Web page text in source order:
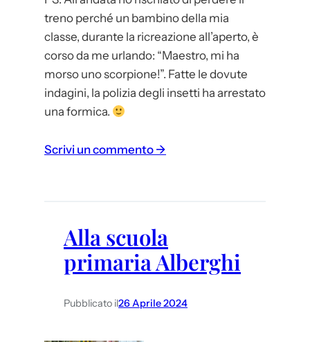
treno perché un bambino della mia
classe, durante la ricreazione all’aperto, è
corso da me urlando: “Maestro, mi ha
morso uno scorpione!”. Fatte le dovute
indagini, la polizia degli insetti ha arrestato
una formica.
Scrivi un commento →
t
t
r
Alla scuola
primaria Alberghi
Pubblicato il26 Aprile 2024